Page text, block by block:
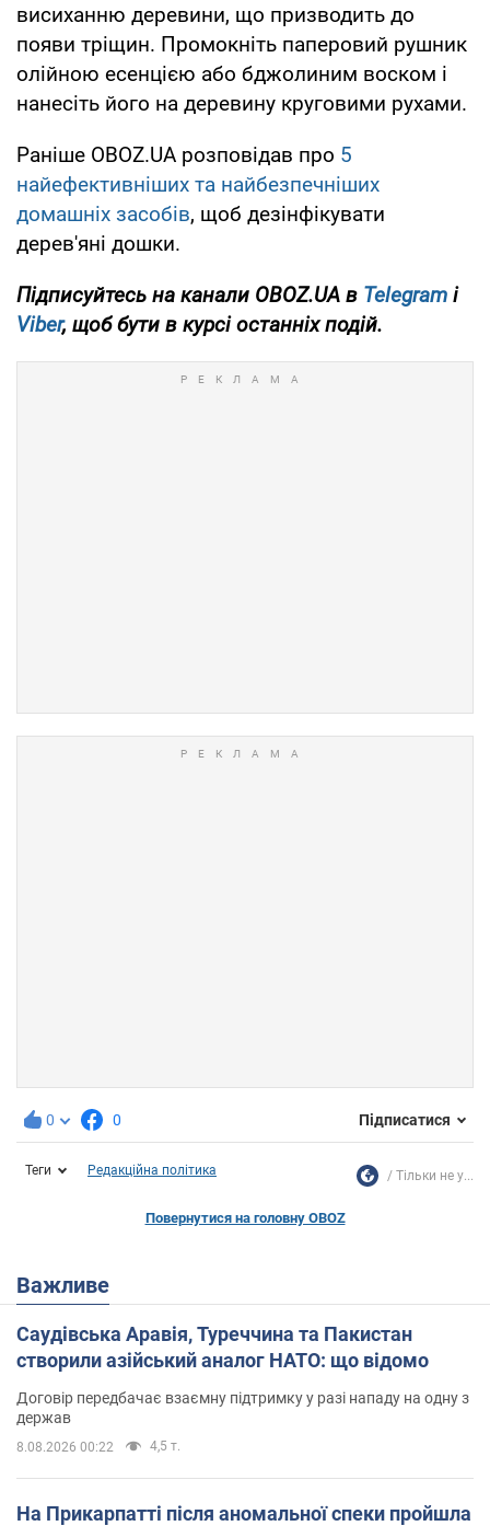
висиханню деревини, що призводить до
появи тріщин. Промокніть паперовий рушник
олійною есенцією або бджолиним воском і
нанесіть його на деревину круговими рухами.
Раніше OBOZ.UA розповідав про 5
найефективніших та найбезпечніших
домашніх засобів, щоб дезінфікувати
дерев'яні дошки.
Підписуйтесь на канали OBOZ.UA в Telegram і
Viber, щоб бути в курсі останніх подій.
0 0 Підписатися
Теги Редакційна політика Тільки не у...
Повернутися на головну OBOZ
Важливе
Саудівська Аравія, Туреччина та Пакистан
створили азійський аналог НАТО: що відомо
Договір передбачає взаємну підтримку у разі нападу на одну з
держав
8.08.2026 00:22 4,5 т.
На Прикарпатті після аномальної спеки пройшла